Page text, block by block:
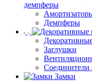
демпферы
Демпферы
Заглушки
Замки